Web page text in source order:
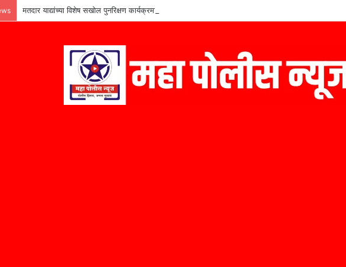
मतदार याद्यांच्या विशेष सखोल पुनरिक्षण कार्यक्रमाचे सुधारीत वेळापत्रक जाहीर